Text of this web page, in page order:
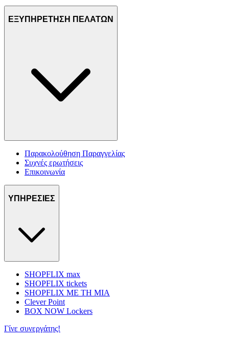
ΕΞΥΠΗΡΕΤΗΣΗ ΠΕΛΑΤΩΝ
Παρακολούθηση Παραγγελίας
Συχνές ερωτήσεις
Επικοινωνία
ΥΠΗΡΕΣΙΕΣ
SHOPFLIX max
SHOPFLIX tickets
SHOPFLIX ΜΕ ΤΗ ΜΙΑ
Clever Point
BOX NOW Lockers
Γίνε συνεργάτης!